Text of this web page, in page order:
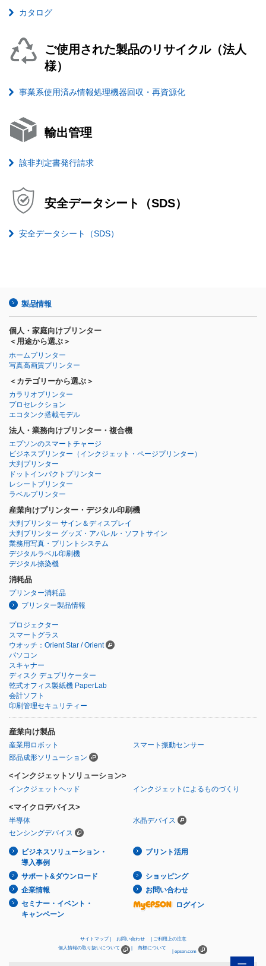
カタログ
ご使用された製品のリサイクル（法人
様）
事業系使用済み情報処理機器回収・再資源化
輸出管理
該非判定書発行請求
安全データシート（SDS）
安全データシート（SDS）
製品情報
個人・家庭向けプリンター
＜用途から選ぶ＞
ホームプリンター
写真高画質プリンター
＜カテゴリーから選ぶ＞
カラリオプリンター
プロセレクション
エコタンク搭載モデル
法人・業務向けプリンター・複合機
エプソンのスマートチャージ
ビジネスプリンター （インクジェット・ページプリンター）
大判プリンター
ドットインパクトプリンター
レシートプリンター
ラベルプリンター
産業向けプリンター・デジタル印刷機
大判プリンター サイン＆ディスプレイ
大判プリンター グッズ・アパレル・ソフトサイン
業務用写真・プリントシステム
デジタルラベル印刷機
デジタル捺染機
消耗品
プリンター消耗品
プリンター製品情報
プロジェクター
スマートグラス
ウオッチ：Orient Star / Orient
パソコン
スキャナー
ディスク デュプリケーター
乾式オフィス製紙機 PaperLab
会計ソフト
印刷管理セキュリティー
産業向け製品
産業用ロボット
スマート振動センサー
部品成形ソリューション
<インクジェットソリューション>
インクジェットヘッド インクジェットによるものづくり
<マイクロデバイス>
半導体
水晶デバイス
センシングデバイス
ビジネスソリューション・
導入事例
プリント活用
サポート&ダウンロード
ショッピング
企業情報
お問い合わせ
セミナー・イベント・
キャンペーン
ログイン
サイトマップ お問い合わせ
ご利用上の注意
個人情報の取り扱いについて
商標について
epson.com